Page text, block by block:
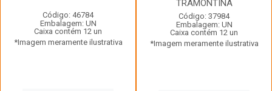
Código: 46784
Embalagem: UN
Caixa contém 12 un
*Imagem meramente ilustrativa
TRAMONTINA
Código: 37984
Embalagem: UN
Caixa contém 12 un
*Imagem meramente ilustrativa